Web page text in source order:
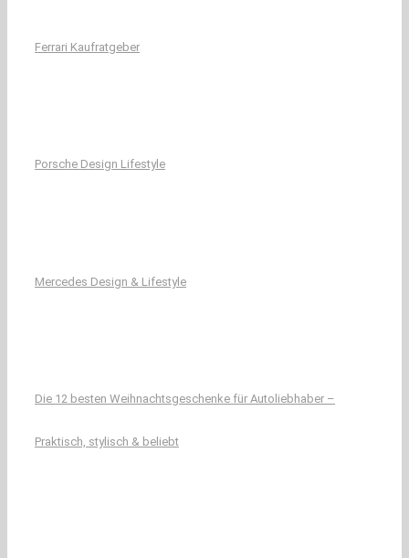
Ferrari Kaufratgeber
Porsche Design Lifestyle
Mercedes Design & Lifestyle
Die 12 besten Weihnachtsgeschenke für Autoliebhaber –
Praktisch, stylisch & beliebt